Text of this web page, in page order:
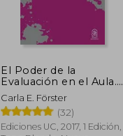
El Poder de la
Evaluación en el Aula.
Mejores Decisiones
Para Promover
Carla E. Förster
(32)
Ediciones UC, 2017, 1 Edición,